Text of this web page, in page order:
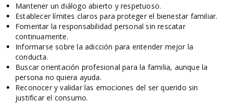
Mantener un diálogo abierto y respetuoso.
Establecer límites claros para proteger el bienestar familiar.
Fomentar la responsabilidad personal sin rescatar
continuamente.
Informarse sobre la adicción para entender mejor la
conducta.
Buscar orientación profesional para la familia, aunque la
persona no quiera ayuda.
Reconocer y validar las emociones del ser querido sin
justificar el consumo.